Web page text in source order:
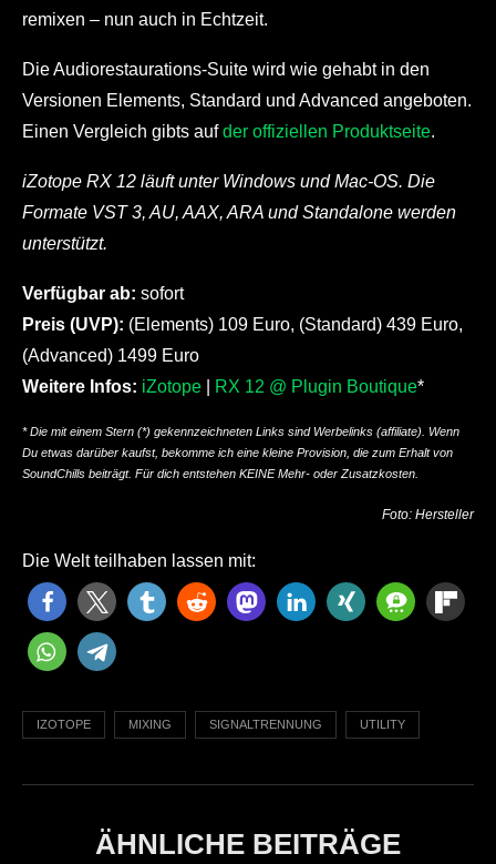
remixen – nun auch in Echtzeit.
Die Audiorestaurations-Suite wird wie gehabt in den
Versionen Elements, Standard und Advanced angeboten.
Einen Vergleich gibts aufder offiziellen Produktseite.
iZotope RX 12 läuft unter Windows und Mac-OS. Die
Formate VST 3, AU, AAX, ARA und Standalone werden
unterstützt.
Verfügbar ab: sofort
Preis (UVP): (Elements) 109 Euro, (Standard) 439 Euro,
(Advanced) 1499 Euro
Weitere Infos: iZotope RX 12 @ Plugin Boutique*
* Die mit einem Stern (*) gekennzeichneten Links sind Werbelinks (affiliate). Wenn
Du etwas darüber kaufst, bekomme ich eine kleine Provision, die zum Erhalt von
SoundChills beiträgt. Für dich entstehen KEINE Mehr- oder Zusatzkosten.
Foto: Hersteller
Die Welt teilhaben lassen mit:
IZOTOPE MIXING SIGNALTRENNUNG UTILITY
ÄHNLICHE BEITRÄGE